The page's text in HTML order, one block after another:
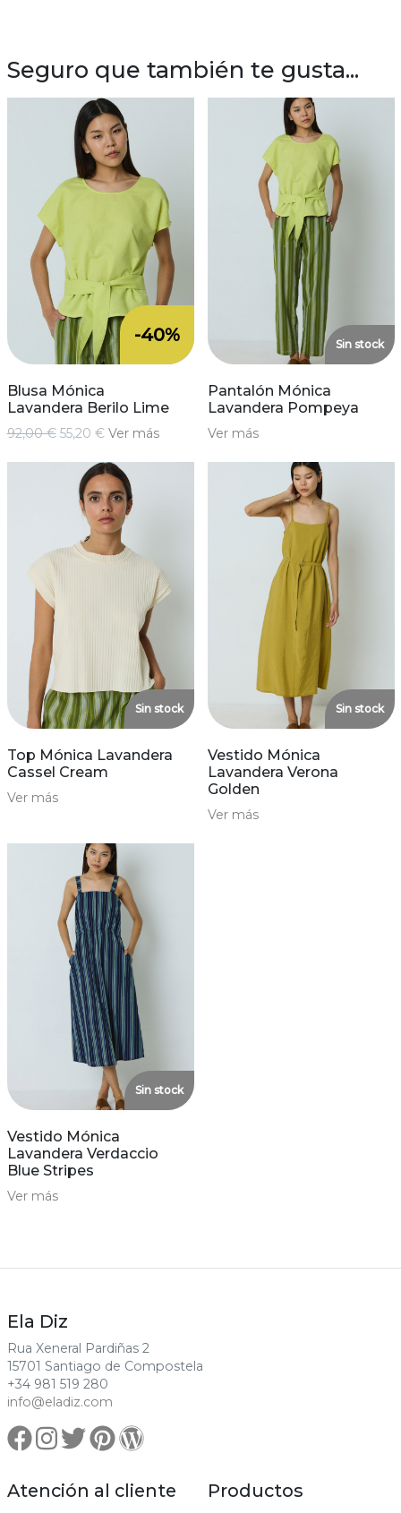
Seguro que también te gusta...
-40%
Blusa Mónica
Lavandera Berilo Lime
92,00 € 55,20 € Ver más
Sin stock
Pantalón Mónica
Lavandera Pompeya
Ver más
Sin stock
Top Mónica Lavandera
Cassel Cream
Ver más
Sin stock
Vestido Mónica
Lavandera Verona
Golden
Ver más
Sin stock
Vestido Mónica
Lavandera Verdaccio
Blue Stripes
Ver más
Ela Diz
Rua Xeneral Pardiñas 2
15701 Santiago de Compostela
+34 981 519 280
info@eladiz.com
Atención al cliente Productos